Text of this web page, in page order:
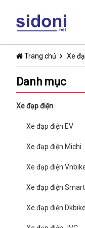
Trang chủ Xe
Danh mục
Xe đạp điện
Xe đạp điện EV
Xe đạp điện Michi
Xe đạp điện
Xe đạp điện Smart
Xe đạp điện Dkbike